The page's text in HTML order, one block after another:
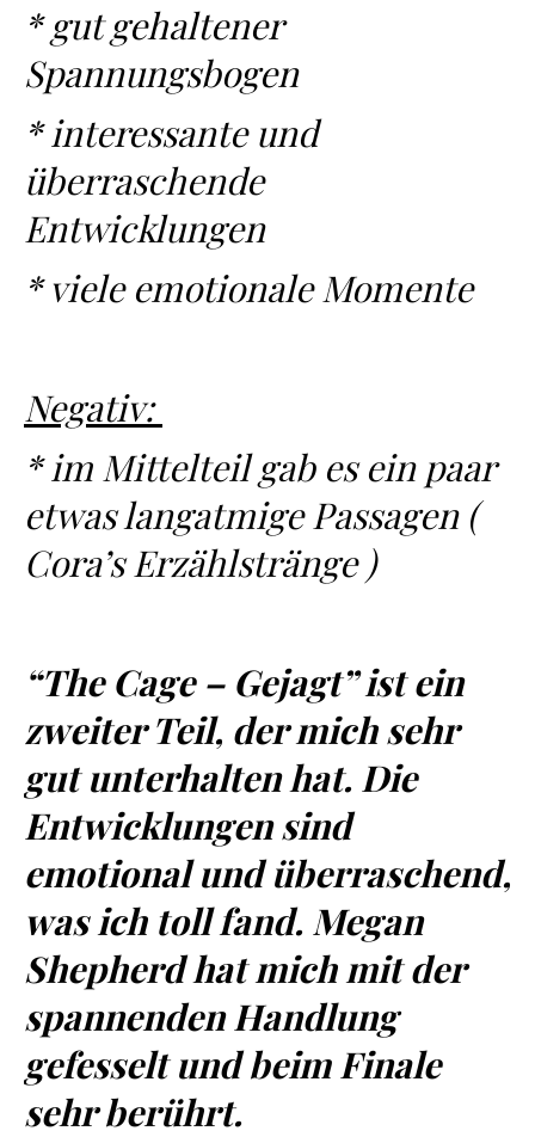
* gut gehaltener
Spannungsbogen
* interessante und
überraschende
Entwicklungen
* viele emotionale Momente
Negativ:
* im Mittelteil gab es ein paar
etwas langatmige Passagen (
Cora’s Erzählstränge )
“The Cage – Gejagt” ist ein
zweiter Teil, der mich sehr
gut unterhalten hat. Die
Entwicklungen sind
emotional und überraschend,
was ich toll fand. Megan
Shepherd hat mich mit der
spannenden Handlung
gefesselt und beim Finale
sehr berührt.